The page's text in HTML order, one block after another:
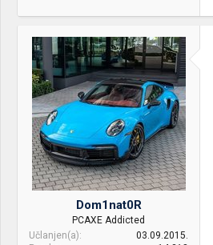
Dom1nat0R
PCAXE Addicted
Učlanjen(a)
03.09.2015.